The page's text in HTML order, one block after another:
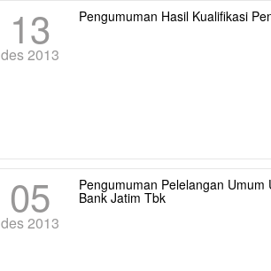
13
des 2013
Pengumuman Hasil Kualifikasi
05
des 2013
Pengumuman Pelelangan
Bank Jatim Tbk